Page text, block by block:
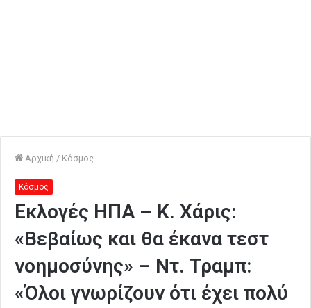
Αρχική / Κόσμος
Κόσμος
Εκλογές ΗΠΑ – Κ. Χάρις:
«Βεβαίως και θα έκανα τεστ
νοημοσύνης» – Ντ. Τραμπ:
«Όλοι γνωρίζουν ότι έχει πολύ